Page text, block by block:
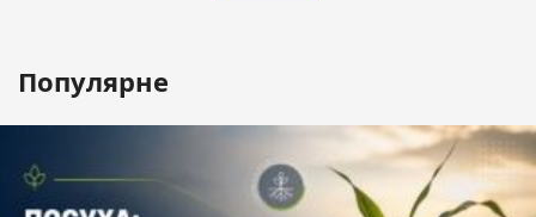
Популярне